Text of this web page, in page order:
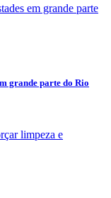
grande parte do Rio